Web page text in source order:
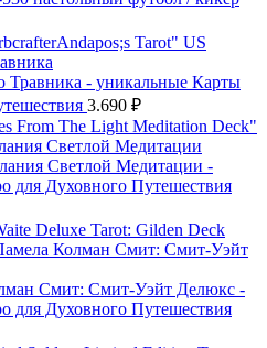
Травника - уникальные Карты
3.690 ₽
Светлой Медитации -
для Духовного Путешествия
Смит: Смит-Уэйт Делюкс -
для Духовного Путешествия